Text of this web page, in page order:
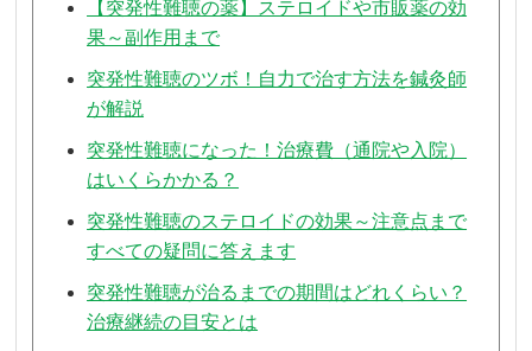
【突発性難聴の薬】ステロイドや市販薬の効
果～副作用まで
突発性難聴のツボ！自力で治す方法を鍼灸師
が解説
突発性難聴になった！治療費（通院や入院）
はいくらかかる？
突発性難聴のステロイドの効果～注意点まで
すべての疑問に答えます
突発性難聴が治るまでの期間はどれくらい？
治療継続の目安とは